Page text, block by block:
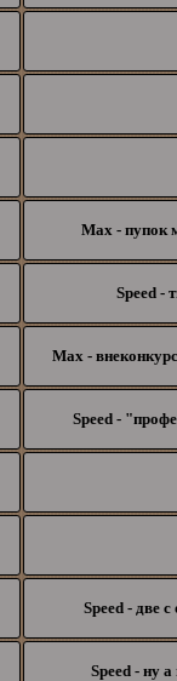
Max - пупок
Speed -
Max -
Speed -
Speed - две
Speed - ну